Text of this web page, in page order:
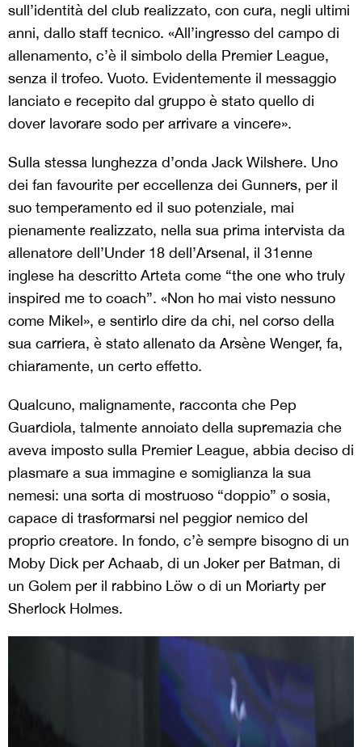
sull’identità del club realizzato, con cura, negli ultimi
anni, dallo staff tecnico. «All’ingresso del campo di
allenamento, c’è il simbolo della Premier League,
senza il trofeo. Vuoto. Evidentemente il messaggio
lanciato e recepito dal gruppo è stato quello di
dover lavorare sodo per arrivare a vincere».
Sulla stessa lunghezza d’onda Jack Wilshere. Uno
dei fan favourite per eccellenza dei Gunners, per il
suo temperamento ed il suo potenziale, mai
pienamente realizzato, nella sua prima intervista da
allenatore dell’Under 18 dell’Arsenal, il 31enne
inglese ha descritto Arteta come “the one who truly
inspired me to coach”. «Non ho mai visto nessuno
come Mikel», e sentirlo dire da chi, nel corso della
sua carriera, è stato allenato da Arsène Wenger, fa,
chiaramente, un certo effetto.
Qualcuno, malignamente, racconta che Pep
Guardiola, talmente annoiato della supremazia che
aveva imposto sulla Premier League, abbia deciso di
plasmare a sua immagine e somiglianza la sua
nemesi: una sorta di mostruoso “doppio” o sosia,
capace di trasformarsi nel peggior nemico del
proprio creatore. In fondo, c’è sempre bisogno di un
Moby Dick per Achaab, di un Joker per Batman, di
un Golem per il rabbino Löw o di un Moriarty per
Sherlock Holmes.